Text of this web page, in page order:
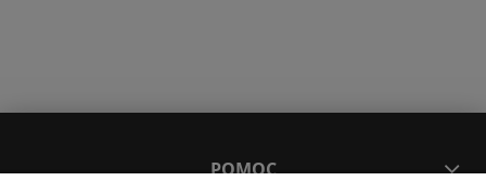
POMOC